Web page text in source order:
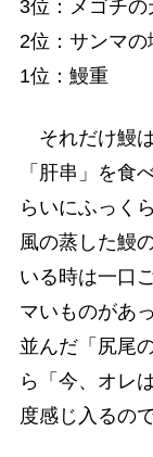
3位：メゴチの
2位：サンマの
1位：鰻重
それだけ鰻
「肝串」を食
らいにふっく
風の蒸した鰻
いる時は一口
マいものがあ
並んだ「尻尾
ら「今、オレ
度感じ入るので